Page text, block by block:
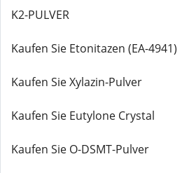
K2-PULVER
Kaufen Sie Etonitazen (EA-4941)
Kaufen Sie Xylazin-Pulver
Kaufen Sie Eutylone Crystal
Kaufen Sie O-DSMT-Pulver